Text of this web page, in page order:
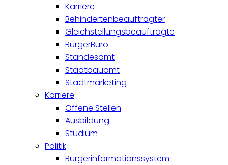
Karriere
Behindertenbeauftragter
Gleichstellungsbeauftragte
BürgerBüro
Standesamt
Stadtbauamt
Stadtmarketing
Karriere
Offene Stellen
Ausbildung
Studium
Politik
Bürgerinformationssystem